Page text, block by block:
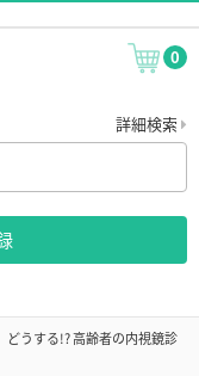
0
詳細検索
どうする!? 高齢者の内視鏡診